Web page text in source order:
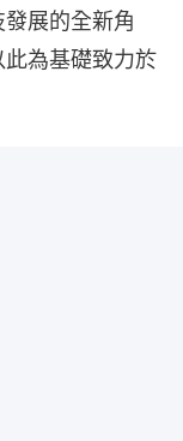
展的全新角
為基礎致力於